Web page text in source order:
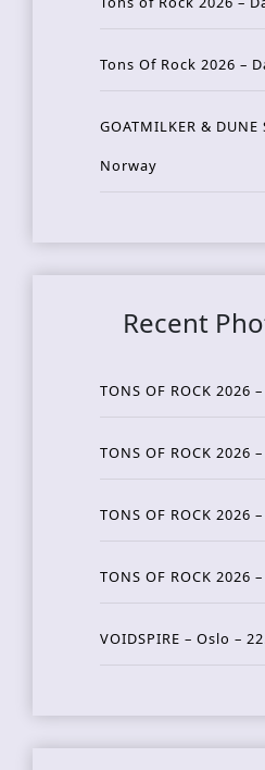
Tons Of Rock 2026 –
GOATMILKER &
Norway
Recent
TONS OF ROCK 2026
TONS OF ROCK 2026
TONS OF ROCK 2026
TONS OF ROCK 2026
VOIDSPIRE – Oslo –